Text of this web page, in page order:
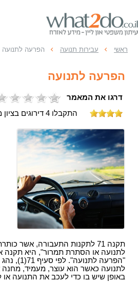
ראשי
תאונות דרכים
עבירות תנועה
ראשי עבירות תנועה הפרעה לתנועה
הפרעה לתנועה
דרגו את המאמר
התקבלו 4 דירוגים בציון ממוצע: 4.0 מתוך 5
תקנה 71 לתקנות התעבורה, אשר
לתנועה או הסתרת תמרור", היא תקנה
"הפרעה
לתנועה כאשר הוא עוצר, מעמיד,
באופן שיש בו כדי לעכב את התנועה או